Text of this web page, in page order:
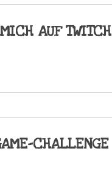
AUF TWITCH
CHALLENGE